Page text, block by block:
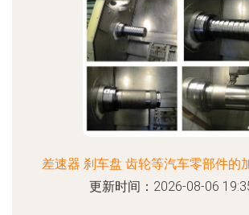
差速器 刹车盘 齿轮等汽车零部件的
更新时间：2026-08-06